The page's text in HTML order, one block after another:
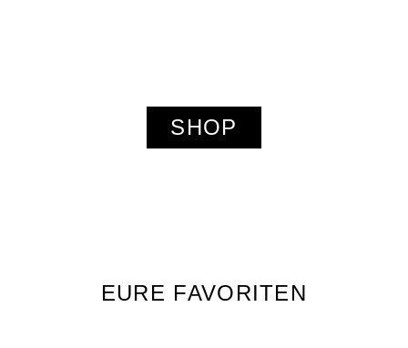
SHOP
EURE FAVORITEN